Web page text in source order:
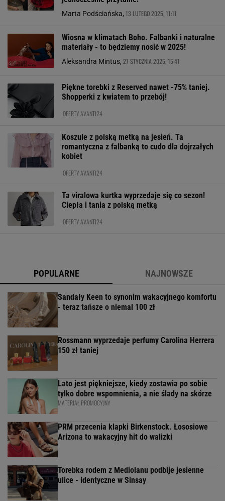
Marta Podściańska, 13 LUTEGO 2025, 11:11
Wiosna w klimatach Boho. Falbanki i naturalne
materiały - to będziemy nosić w 2025!
Aleksandra Mintus, 27 STYCZNIA 2025, 15:41
Piękne torebki z Reserved nawet -75% taniej.
Shopperki z kwiatem to przebój!
OFERTY AVANTI24
Koszule z polską metką na jesień. Ta
romantyczna z falbanką to cudo dla dojrzałych
kobiet
OFERTY AVANTI24
Ta viralowa kurtka wyprzedaje się co sezon!
Ciepła i tania z polską metką
OFERTY AVANTI24
POPULARNE NAJNOWSZE
Sandały Keen to synonim wakacyjnego komfortu
- teraz tańsze o niemal 100 zł
Rossmann wyprzedaje perfumy Carolina Herrera
150 zł taniej
Lato jest piękniejsze, kiedy zostawia po sobie
tylko dobre wspomnienia, a nie ślady na skórze
MATERIAŁ PROMOCYJNY
PRM przecenia klapki Birkenstock. Łososiowe
Arizona to wakacyjny hit do walizki
Torebka rodem z Mediolanu podbije jesienne
ulice - identyczne w Sinsay